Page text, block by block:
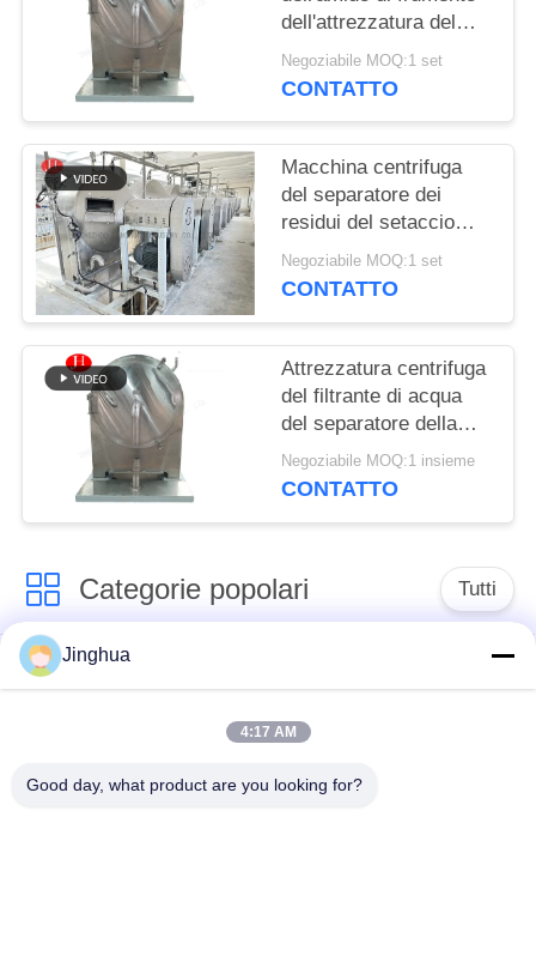
MAPPA
SITO
POLITICA
SULLA
PRIVACY
dell'attrezzatura del
setaccio centrifugo
modificata alimento
Negoziabile MOQ:1 set
CONTATTO
Macchina centrifuga
del separatore dei
residui del setaccio
della macchina
dell'amido di frumento
Negoziabile MOQ:1 set
CONTATTO
Attrezzatura centrifuga
del filtrante di acqua
del separatore della
fibra dei residui
dell'amido di frumento
Negoziabile MOQ:1 insieme
CONTATTO
Categorie popolari Tutti
Attrezzatura di
elaborazione
elaborazione della
farina della manioca
macchina per la
Jinghua
4:17 AM
Good day, what product are you looking for?